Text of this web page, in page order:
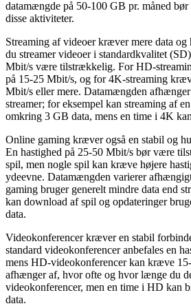
datamængde på 50-100 GB pr. måned
disse aktiviteter.
Streaming af videoer kræver mere data og
du streamer videoer i standardkvalitet
Mbit/s være tilstrækkelig. For HD-
på 15-25 Mbit/s, og for 4K-streaming
Mbit/s eller mere. Datamængden
streamer; for eksempel kan streaming af
omkring 3 GB data, mens en time i 4K
Online gaming kræver også en stabil og
En hastighed på 25-50 Mbit/s bør være
spil, men nogle spil kan kræve højere
ydeevne. Datamængden varierer
gaming bruger generelt mindre data end
kan download af spil og opdateringer
data.
Videokonferencer kræver en stabil
standard videokonferencer anbefales en
mens HD-videokonferencer kan kræve
afhænger af, hvor ofte og hvor længe du
videokonferencer, men en time i HD kan
data.